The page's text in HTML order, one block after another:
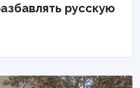
русскую